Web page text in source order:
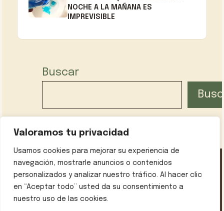
Valoramos tu privacidad
Usamos cookies para mejorar su experiencia de
navegación, mostrarle anuncios o contenidos
personalizados y analizar nuestro tráfico. Al hacer clic
en “Aceptar todo” usted da su consentimiento a
nuestro uso de las cookies.
NOCHE A LA MAÑANA ES
IMPREVISIBLE
Buscar
Aviso legal